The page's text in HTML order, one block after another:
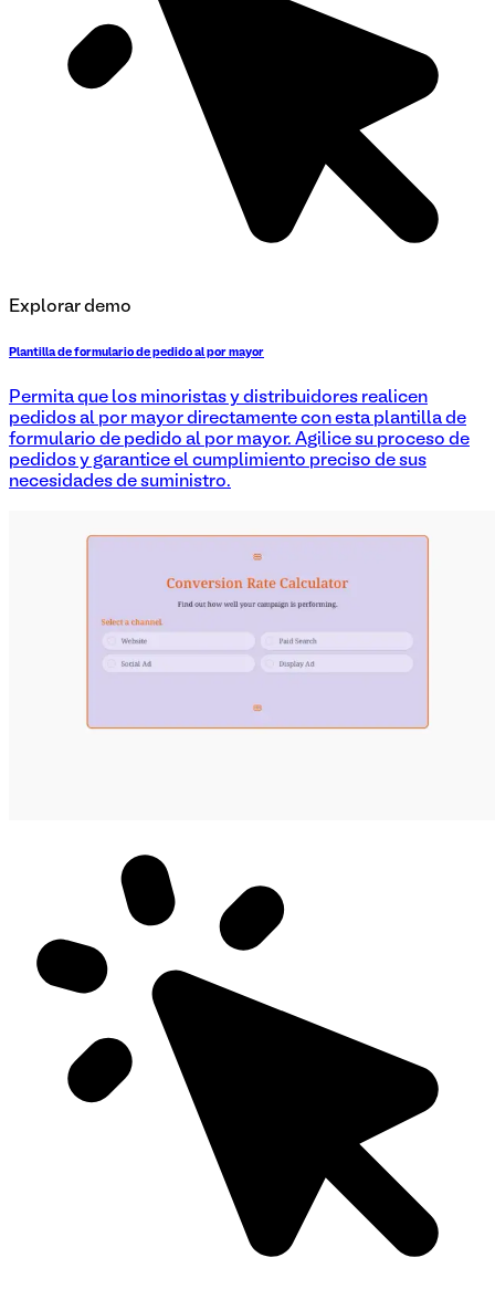
Explorar demo
Plantilla de formulario de pedido al por mayor
Permita que los minoristas y distribuidores realicen
pedidos al por mayor directamente con esta plantilla de
formulario de pedido al por mayor. Agilice su proceso de
pedidos y garantice el cumplimiento preciso de sus
necesidades de suministro.